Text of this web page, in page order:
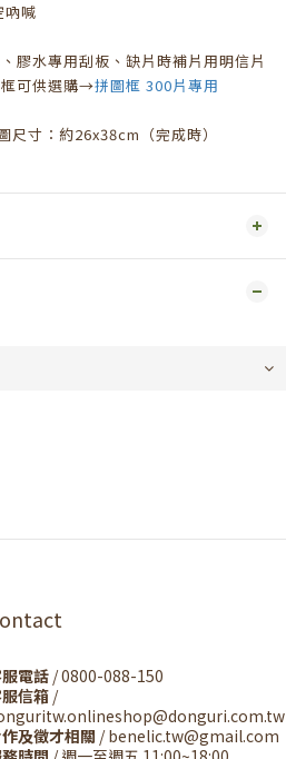
吶喊
膠水專用刮板、缺片時補片用明信片
可供選購→拼圖框 300片專用
尺寸：約26x38cm （完成時）
電話 / 0800-088-150
信箱 /
及徵才相關 / benelic.tw@gmail.com